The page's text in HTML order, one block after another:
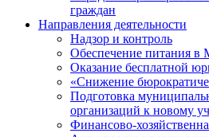
граждан
Направления деятельности
Надзор и контроль
Обеспечение питания
Оказание бесплатной
«Снижение
Подготовка
организаций к новому
Финансово-